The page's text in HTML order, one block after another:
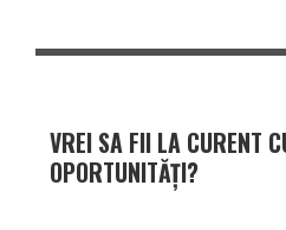
VREI SA FII LA CURENT
OPORTUNITĂȚI?